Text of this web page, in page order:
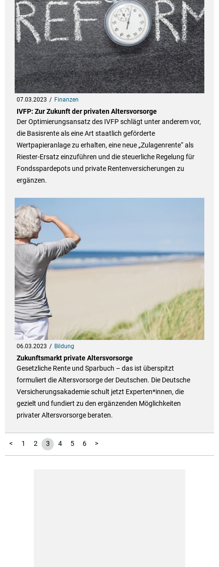
07.03.2023 Finanzen
IVFP: Zur Zukunft der privaten Altersvorsorge
Der Optimierungsansatz des IVFP schlägt unter anderem vor,
die Basisrente als eine Art staatlich geförderte
Wertpapieranlage zu erhalten, eine neue „Zulagenrente“ als
Riester-Ersatz einzuführen und die steuerliche Regelung für
Fondsspardepots und private Rentenversicherungen zu
ergänzen.
06.03.2023 Bildung
Zukunftsmarkt private Altersvorsorge
Gesetzliche Rente und Sparbuch – das ist überspitzt
formuliert die Altersvorsorge der Deutschen. Die Deutsche
Versicherungsakademie schult jetzt Experten*innen, die
gezielt und fundiert zu den ergänzenden Möglichkeiten
privater Altersvorsorge beraten.
< 1 2 3 4 5 6 >